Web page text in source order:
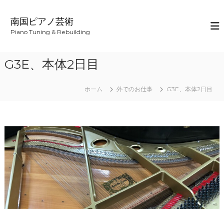
ス
南国ピアノ芸術
Piano Tuning & Rebuilding
G3E、本体2日目
ホーム 外でのお仕事 G3E、本体2日目